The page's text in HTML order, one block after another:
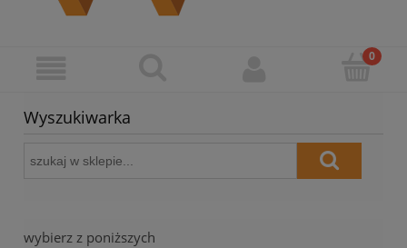
Wyszukiwarka
wybierz z poniższych